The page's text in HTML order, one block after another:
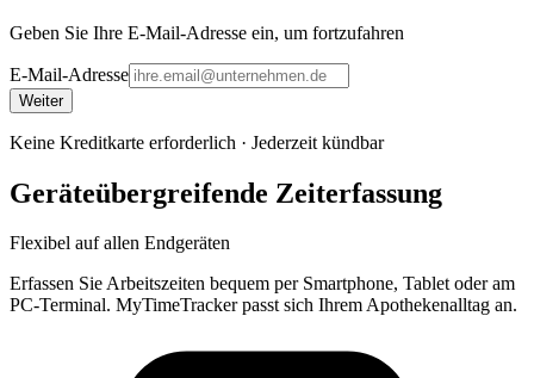
Geben Sie Ihre E-Mail-Adresse ein, um fortzufahren
E-Mail-Adresse
Weiter
Keine Kreditkarte erforderlich · Jederzeit kündbar
Geräteübergreifende Zeiterfassung
Flexibel auf allen Endgeräten
Erfassen Sie Arbeitszeiten bequem per Smartphone, Tablet oder am
PC-Terminal. MyTimeTracker passt sich Ihrem Apothekenalltag an.